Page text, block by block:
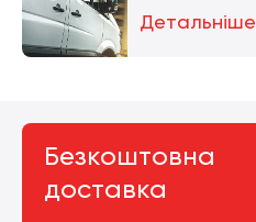
Детальніше
Безкоштовна
доставка